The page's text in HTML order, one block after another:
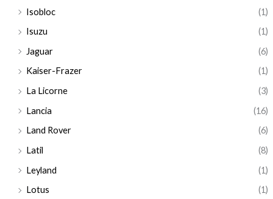
Isobloc
(1)
Isuzu
(1)
Jaguar
(6)
Kaiser-Frazer
(1)
La Licorne
(3)
Lancia
(16)
Land Rover
(6)
Latil
(8)
Leyland
(1)
Lotus
(1)